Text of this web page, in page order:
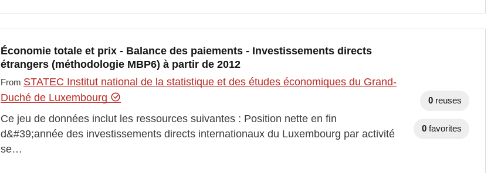
Économie totale et prix - Balance des paiements - Investissements directs
étrangers (méthodologie MBP6) à partir de 2012
From STATEC Institut national de la statistique et des études économiques du Grand-
Duché de Luxembourg
Ce jeu de données inclut les ressources suivantes : Position nette en fin
d&#39;année des investissements directs internationaux du Luxembourg par activité
se…
0 reuses
0 favorites